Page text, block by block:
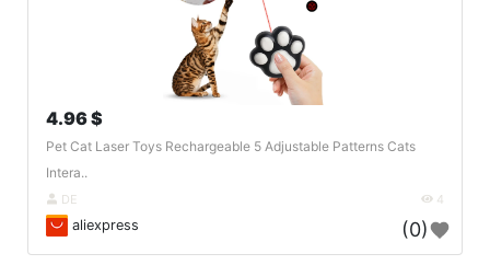
4.96 $
Pet Cat Laser Toys Rechargeable 5 Adjustable Patterns Cats
Intera..
DE 4
aliexpress (0)